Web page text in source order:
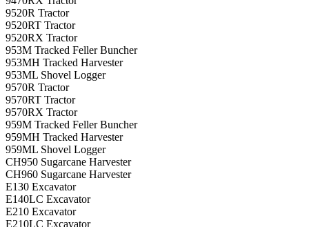
9520R Tractor
9520RT Tractor
9520RX Tractor
953M Tracked Feller Buncher
953MH Tracked Harvester
953ML Shovel Logger
9570R Tractor
9570RT Tractor
9570RX Tractor
959M Tracked Feller Buncher
959MH Tracked Harvester
959ML Shovel Logger
CH950 Sugarcane Harvester
CH960 Sugarcane Harvester
E130 Excavator
E140LC Excavator
E210 Excavator
E210LC Excavator